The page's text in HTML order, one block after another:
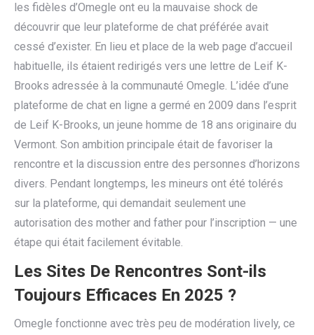
les fidèles d’Omegle ont eu la mauvaise shock de
découvrir que leur plateforme de chat préférée avait
cessé d’exister. En lieu et place de la web page d’accueil
habituelle, ils étaient redirigés vers une lettre de Leif K-
Brooks adressée à la communauté Omegle. L’idée d’une
plateforme de chat en ligne a germé en 2009 dans l’esprit
de Leif K-Brooks, un jeune homme de 18 ans originaire du
Vermont. Son ambition principale était de favoriser la
rencontre et la discussion entre des personnes d’horizons
divers. Pendant longtemps, les mineurs ont été tolérés
sur la plateforme, qui demandait seulement une
autorisation des mother and father pour l’inscription — une
étape qui était facilement évitable.
Les Sites De Rencontres Sont-ils
Toujours Efficaces En 2025 ?
Omegle fonctionne avec très peu de modération lively, ce